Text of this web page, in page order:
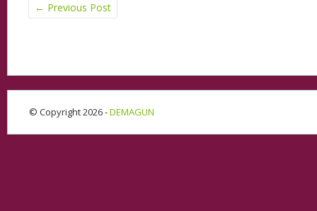
← Previous Post
© Copyright 2026 -DEMAGUN